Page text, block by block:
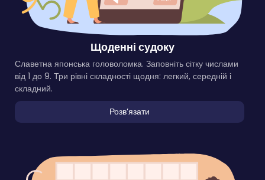
Щоденні судоку
Славетна японська головоломка. Заповніть сітку числами
від 1 до 9. Три рівні складності щодня: легкий, середній і
складний.
Розвʼязати